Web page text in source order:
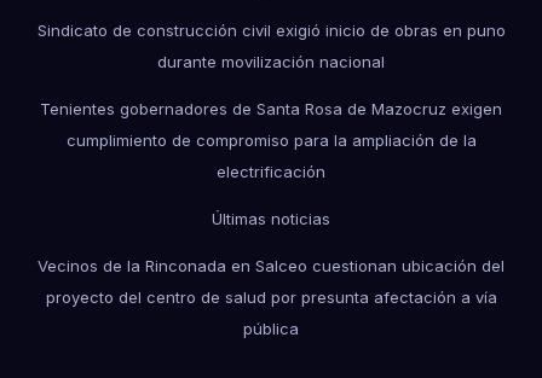
Sindicato de construcción civil exigió inicio de obras en puno
durante movilización nacional
Tenientes gobernadores de Santa Rosa de Mazocruz exigen
cumplimiento de compromiso para la ampliación de la
electrificación
Últimas noticias
Vecinos de la Rinconada en Salceo cuestionan ubicación del
proyecto del centro de salud por presunta afectación a vía
pública